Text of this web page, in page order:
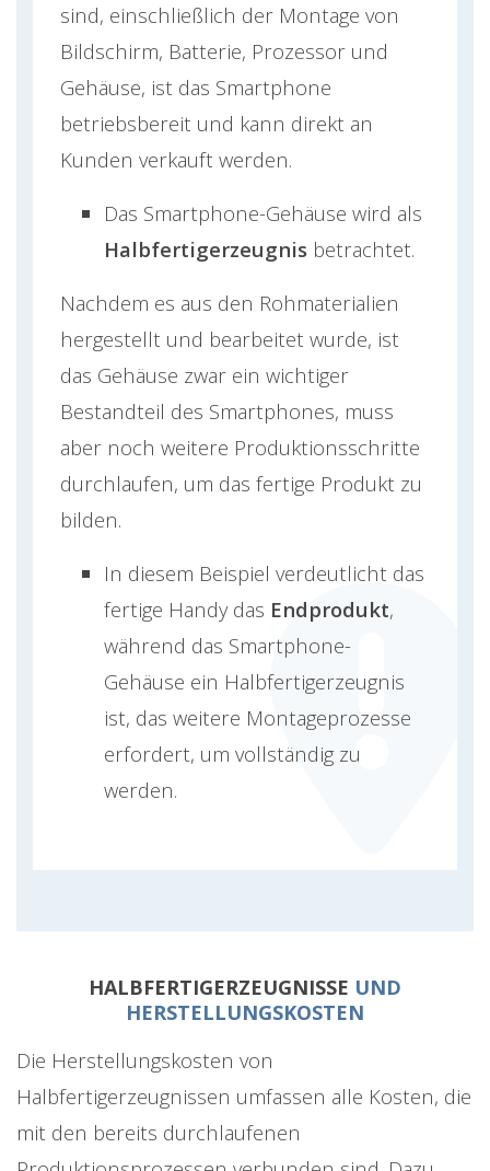
sind, einschließlich der Montage von
Bildschirm, Batterie, Prozessor und
Gehäuse, ist das Smartphone
betriebsbereit und kann direkt an
Kunden verkauft werden.
Das Smartphone-Gehäuse wird als
Halbfertigerzeugnis betrachtet.
Nachdem es aus den Rohmaterialien
hergestellt und bearbeitet wurde, ist
das Gehäuse zwar ein wichtiger
Bestandteil des Smartphones, muss
aber noch weitere Produktionsschritte
durchlaufen, um das fertige Produkt zu
bilden.
In diesem Beispiel verdeutlicht das
fertige Handy das Endprodukt,
während das Smartphone-
Gehäuse ein Halbfertigerzeugnis
ist, das weitere Montageprozesse
erfordert, um vollständig zu
werden.
HALBFERTIGERZEUGNISSE UND
HERSTELLUNGSKOSTEN
Die Herstellungskosten von
Halbfertigerzeugnissen umfassen alle Kosten, die
mit den bereits durchlaufenen